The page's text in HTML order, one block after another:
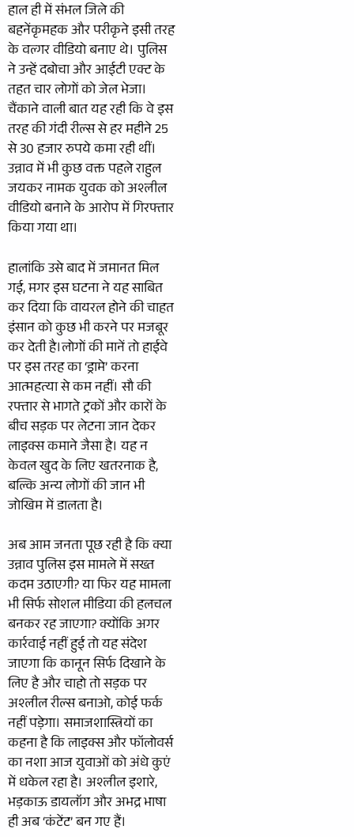
हाल ही में संभल जिले की
बहनेंकृमहक और परीकृने इसी तरह
के वल्गर वीडियो बनाए थे। पुलिस
ने उन्हें दबोचा और आईटी एक्ट के
तहत चार लोगों को जेल भेजा।
चैंकाने वाली बात यह रही कि वे इस
तरह की गंदी रील्स से हर महीने 25
से 30 हजार रुपये कमा रही थीं।
उन्नाव में भी कुछ वक्त पहले राहुल
जयकर नामक युवक को अश्लील
वीडियो बनाने के आरोप में गिरफ्तार
किया गया था।
हालांकि उसे बाद में जमानत मिल
गई, मगर इस घटना ने यह साबित
कर दिया कि वायरल होने की चाहत
इंसान को कुछ भी करने पर मजबूर
कर देती है।लोगों की मानें तो हाईवे
पर इस तरह का ‘ड्रामे’ करना
आत्महत्या से कम नहीं। सौ की
रफ्तार से भागते ट्रकों और कारों के
बीच सड़क पर लेटना जान देकर
लाइक्स कमाने जैसा है। यह न
केवल खुद के लिए खतरनाक है,
बल्कि अन्य लोगों की जान भी
जोखिम में डालता है।
अब आम जनता पूछ रही है कि क्या
उन्नाव पुलिस इस मामले में सख्त
कदम उठाएगी? या फिर यह मामला
भी सिर्फ सोशल मीडिया की हलचल
बनकर रह जाएगा? क्योंकि अगर
कार्रवाई नहीं हुई तो यह संदेश
जाएगा कि कानून सिर्फ दिखाने के
लिए है और चाहो तो सड़क पर
अश्लील रील्स बनाओ, कोई फर्क
नहीं पड़ेगा। समाजशास्त्रियों का
कहना है कि लाइक्स और फॉलोवर्स
का नशा आज युवाओं को अंधे कुएं
में धकेल रहा है। अश्लील इशारे,
भड़काऊ डायलॉग और अभद्र भाषा
ही अब ‘कंटेंट’ बन गए हैं।